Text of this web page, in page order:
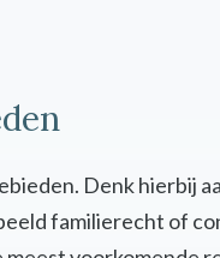
Denk hierbij
familierecht of